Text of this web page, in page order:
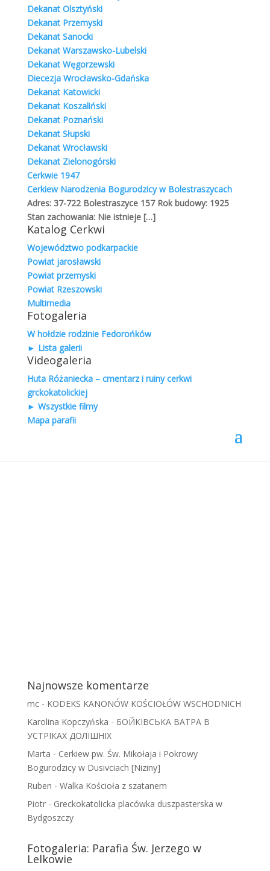
Dekanat Olsztyński
Dekanat Przemyski
Dekanat Sanocki
Dekanat Warszawsko-Lubelski
Dekanat Węgorzewski
Diecezja Wrocławsko-Gdańska
Dekanat Katowicki
Dekanat Koszaliński
Dekanat Poznański
Dekanat Słupski
Dekanat Wrocławski
Dekanat Zielonogórski
Cerkwie 1947
Cerkiew Narodzenia Bogurodzicy w Bolestraszycach
Adres: 37-722 Bolestraszyce 157 Rok budowy: 1925
Stan zachowania: Nie istnieje[…]
Katalog Cerkwi
Województwo podkarpackie
Powiat jarosławski
Powiat przemyski
Powiat Rzeszowski
Multimedia
Fotogaleria
W hołdzie rodzinie Fedorońków
► Lista galerii
Videogaleria
Huta Różaniecka – cmentarz i ruiny cerkwi
grckokatolickiej
► Wszystkie filmy
Mapa parafii
Katalog Cerkwi 1947
Ostatnio w serwisie
Niedziela adoracji Krzyża Świętego
Przedmowa: Grekokatolicyzm. Horyzonty wschodniej
modlitwy
Grekokatolicyzm. Oblicze wschodniej wiary –
wprowadzenie cz. 07/07
Grekokatolicyzm. Oblicze wschodniej wiary –
wprowadzenie cz. 06/07.
Grekokatolicyzm. Oblicze wschodniej wiary –
wprowadzenie cz. 05/07.
Najczęściej czytane
Cerkiew pw. Św. Mikołaja i Pokrowy Bogurodzicy w
Dusivciach [Niziny]
Святіший Отець під час зустрічі з Блаженнішим
Prof. dr hab. Michał Łesiów: Nazwy Ukrainy oraz jej
części
Cerkiew pw. Świętych Symeona i Anny w Nakle
Cerkiew pw. Świętego Dymitra w Stubnie
Najnowsze komentarze
mc- KODEKS KANONÓW KOŚCIOŁÓW WSCHODNICH
Karolina Kopczyńska - БОЙКІВСЬКА ВАТРА В
УСТРІКАХ ДОЛІШНІХ
Marta - Cerkiew pw. Św. Mikołaja i Pokrowy
Bogurodzicy w Dusivciach [Niziny]
Ruben - Walka Kościoła z szatanem
Piotr- Greckokatolicka placówka duszpasterska w
Bydgoszczy
Fotogaleria: Parafia Św. Jerzego w
Lelkowie